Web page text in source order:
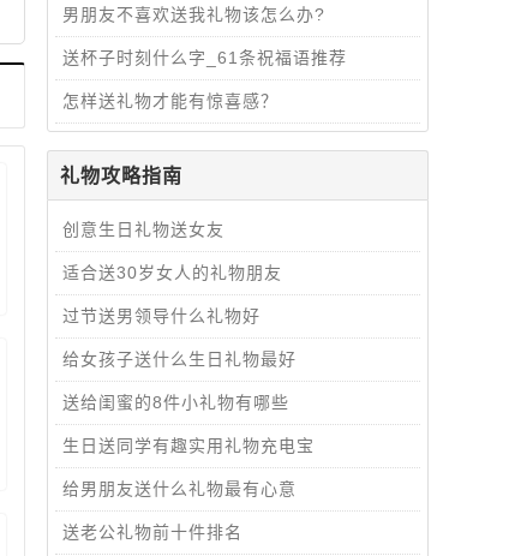
男朋友不喜欢送我礼物该怎么办?
送杯子时刻什么字_61条祝福语推荐
怎样送礼物才能有惊喜感？
礼物攻略指南
创意生日礼物送女友
适合送30岁女人的礼物朋友
过节送男领导什么礼物好
给女孩子送什么生日礼物最好
送给闺蜜的8件小礼物有哪些
生日送同学有趣实用礼物充电宝
给男朋友送什么礼物最有心意
送老公礼物前十件排名